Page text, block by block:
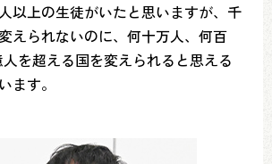
以上の生徒がいたと思いますが、千
えられないのに、何十万人、何百
を超える国を変えられると思える
ます。